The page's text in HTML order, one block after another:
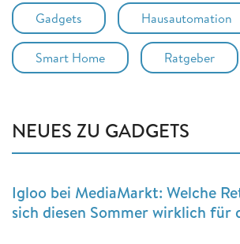
Gadgets Hausautomation
Smart Home Ratgeber
NEUES ZU GADGETS
Igloo bei MediaMarkt: Welche
sich diesen Sommer wirklich für